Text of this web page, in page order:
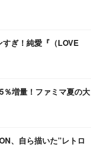
ぎ！純愛『（LOVE
％増量！ファミマ夏の大
、自ら描いた”レトロ